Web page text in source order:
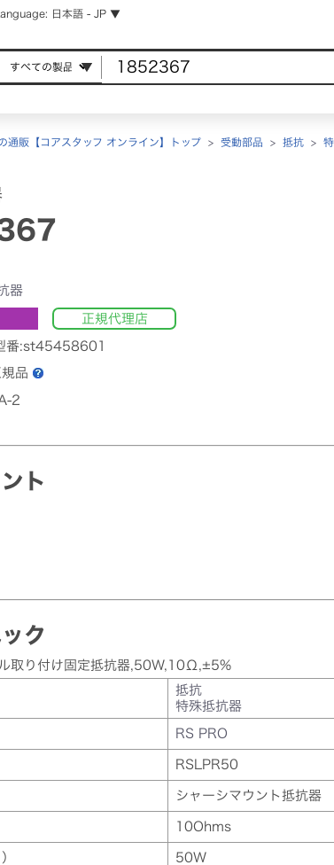
日本語 - JP ▼
通販【コアスタッフ オンライン】トップ > 受動部品 > 抵抗 >
器
正規代理店
番:st45458601
品
2
ト
ク
取り付け固定抵抗器,50W,10Ω,±5%
抵抗
特殊抵抗器
RS PRO
RSLPR50
シャーシマウント抵抗器
10Ohms
50W